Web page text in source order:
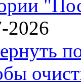
2026